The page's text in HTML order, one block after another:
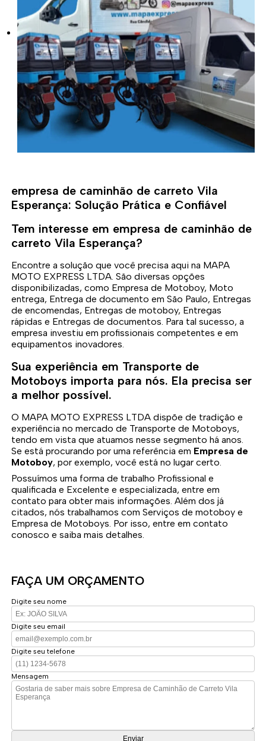
empresa de caminhão de carreto Vila
Esperança: Solução Prática e Confiável
Tem interesse em empresa de caminhão de
carreto Vila Esperança?
Encontre a solução que você precisa aqui na MAPA
MOTO EXPRESS LTDA. São diversas opções
disponibilizadas, como Empresa de Motoboy, Moto
entrega, Entrega de documento em São Paulo, Entregas
de encomendas, Entregas de motoboy, Entregas
rápidas e Entregas de documentos. Para tal sucesso, a
empresa investiu em profissionais competentes e em
equipamentos inovadores.
Sua experiência em Transporte de
Motoboys importa para nós. Ela precisa ser
a melhor possível.
O MAPA MOTO EXPRESS LTDA dispõe de tradição e
experiência no mercado de Transporte de Motoboys,
tendo em vista que atuamos nesse segmento há anos.
Se está procurando por uma referência em Empresa de
Motoboy, por exemplo, você está no lugar certo.
Possuímos uma forma de trabalho Profissional e
qualificada e Excelente e especializada, entre em
contato para obter mais informações. Além dos já
citados, nós trabalhamos com Serviços de motoboy e
Empresa de Motoboys. Por isso, entre em contato
conosco e saiba mais detalhes.
FAÇA UM ORÇAMENTO
Digite seu nome
Digite seu email
Digite seu telefone
Mensagem